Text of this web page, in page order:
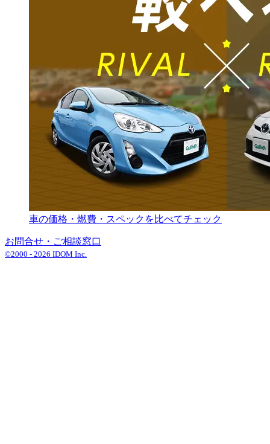
車の価格・燃費・スペックを比べてチェック
お問合せ・ご相談窓口
©2000 - 2026 IDOM Inc.